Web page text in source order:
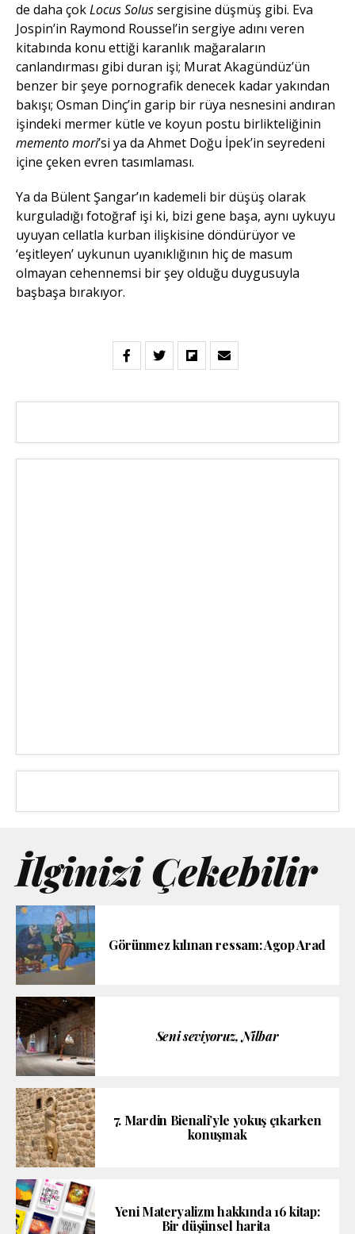
de daha çokLocus Solussergisine düşmüş gibi. Eva
Jospin’in Raymond Roussel’in sergiye adını veren
kitabında konu ettiği karanlık mağaraların
canlandırması gibi duran işi; Murat Akagündüz’ün
benzer bir şeye pornografik denecek kadar yakından
bakışı; Osman Dinç’in garip bir rüya nesnesini andıran
işindeki mermer kütle ve koyun postu birlikteliğinin
memento mori’si ya da Ahmet Doğu İpek’in seyredeni
içine çeken evren tasımlaması.
Ya da Bülent Şangar’ın kademeli bir düşüş olarak
kurguladığı fotoğraf işi ki, bizi gene başa, aynı uykuyu
uyuyan cellatla kurban ilişkisine döndürüyor ve
‘eşitleyen’ uykunun uyanıklığının hiç de masum
olmayan cehennemsi bir şey olduğu duygusuyla
başbaşa bırakıyor.
İlginizi Çekebilir
Görünmez kılınan ressam: Agop Arad
Seni seviyoruz, Nilbar
7. Mardin Bienali’yle yokuş çıkarken
konuşmak
Yeni Materyalizm hakkında 16 kitap:
Bir düşünsel harita